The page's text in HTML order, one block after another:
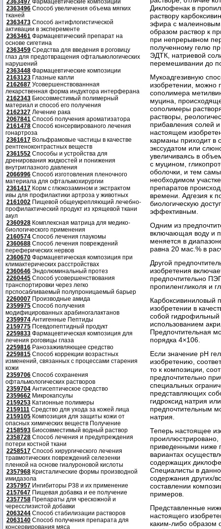
2363497 Фармацевтические композиции
2363496 Способ увеличения объема мягких
тканей
2363473 Способ антифлогистической
активации в эксперементе
2363461 Фармацевтический препарат на
основе сигетина
2363459 Средства для введения в роговицу
глаз для предотвращения офтальмологических
нарушений
2363448 Фармацевтические композиции
2163123 Глазные капли
2162687 Усовершенствованнная
лекарственная форма индуктора интерферана
2162343 Биосовместимый полимерный
материал и способ его получения
2162327 Лечение рака
2067841 Способ получения ароматизатора
2161478 Способ консервированого лечения
гонартроза
2361617 Вольфрамовые частицы в качестве
рентгеноконтрастных веществ
2361552 Способы и устройства для
дренирования жидкостей и понижения
внутриглазного давления
2066996 Способ изготовления пленочного
материала для офтальмохирургии
2361417 Корм с глюкозамином и экстрактом
ивы для профилактики артроза у животных
2161002 Пищевой общеукрепляющий лечебно-
профилактический продукт из хрящевой ткани
акул
2360928 Комплексная матрица для медико-
биологического применения
2160574 Способ лечения глаукомы
2360688 Способ лечения повреждений
переферических нервов
2360670 Фармацевтическая композиция при
климактерических расстройствах
2360646 Эндолюминальный протез
2260445 Способ усовершенствования
транспортировки через легко
прспосабливаемый полупроницаемый барьер
2260007 Производные амида
2359975 Способ получения
модифицированных арабиногалактанов
2359974 Антигенные Пептиды
2159775 Псевдопептидный продукт
2259833 Фармацевтическая композиция для
лечения роговицы глаза
2259816 Ранозаживляющее средство
2259815 Способ коррекции возрастных
изменений, связанных с процессами старения
кожи
2359706 Способ сохранения
офтальмологических растворов
2359704 Антисептическое средство
2359662 Микрокапсулы
2159253 Катионные полимеры
2159111 Средство для ухода за кожей лица
2159105 Композиция для защиты кожи от
опасных химических веществ Получение
2158593 Биосовместимый водный раствор
2358728 Способ лечения и предупреждения
потери костной ткани
2258517 Способ хирургического лечения
травмотических повреждений селезенки
пленкой на основе гиалуроновой кислоты
2357968 Кристалические формы производной
имидазола
2357957 Ингибиторы P38 и их применение
2157647 Пищевая добавка и ее получение
2357758 Препараты для чрескожной и
чересслизистой добавки
2063244 Способ стабилизации растворов
2063140 Способ получения препарата для
консервирования мяса
Диклофенак в
раствору
эфира с малеиновым
образом раствор к
при непрерывном
полученному гелю
ЭДТК, натриевой
перемешивании до
Мукоадгезивную
изобретении, можно
сополимера
муцина,
сополимеры
растворы,
прибавления солей
настоящем
карманы приходит в
экссудатом или
увеличиваясь в
с муцином,
оболочки, и тем
необходимом
препаратов
времени. Адгезия к
биологическую
эффективным.
Одним из
включающая воду и
меняется в
равна 20 мас.% в
Другой
изобретения
предпочтительно
пропиленгликоля и
Карбоксивиниловый
изобретении в
собой
использованием
Предпочтительная
порядка 4×106.
Если значение рН
изобретению,
то к композиции,
предпочтительно
специальных
представляющих
гидроксид натрия
предпочтительным
натрия.
Теперь настоящее
приведенными ниже
вариантах
содержащих
Специалисты в
содержания других/
составлении
примеров.
Представленные
настоящего
каким-либо образом